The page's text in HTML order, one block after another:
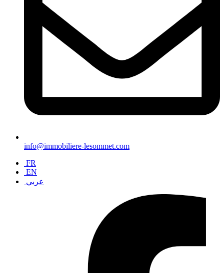
info@immobiliere-lesommet.com
FR
EN
عربي